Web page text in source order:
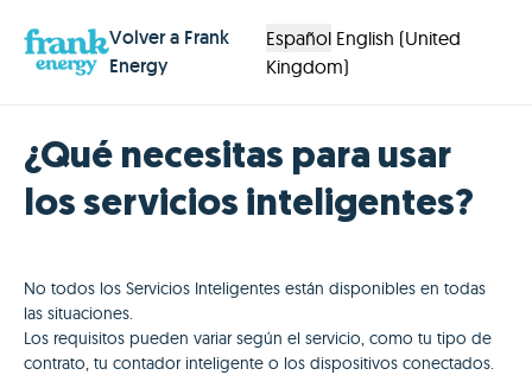
Volver a Frank
Energy
Español English (United
Kingdom)
¿Qué necesitas para usar
los servicios inteligentes?
No todos los Servicios Inteligentes están disponibles en todas
las situaciones.
Los requisitos pueden variar según el servicio, como tu tipo de
contrato, tu contador inteligente o los dispositivos conectados.